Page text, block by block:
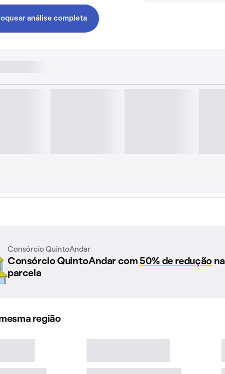
análise completa
Consórcio QuintoAndar
Consórcio QuintoAndar com 50% de reduçãona
parcela
região